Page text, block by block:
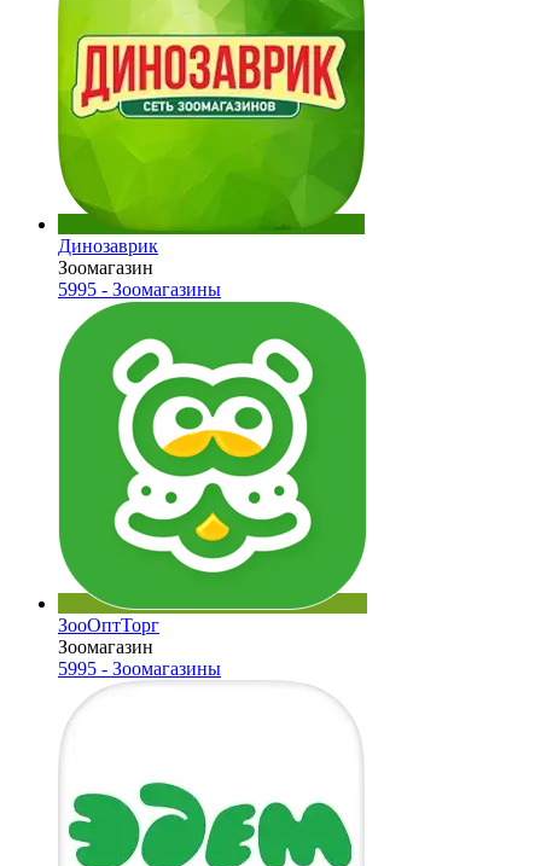
Динозаврик
Зоомагазин
5995 - Зоомагазины
ЗооОптТорг
Зоомагазин
5995 - Зоомагазины